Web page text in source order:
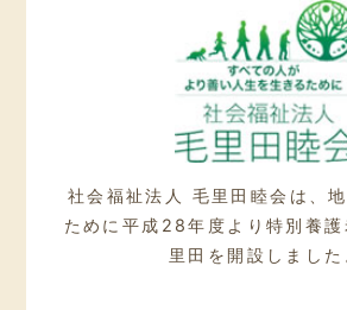
社会福祉法人 毛里田睦会は、
ために 平成28年度より特別養
里田を開設しました